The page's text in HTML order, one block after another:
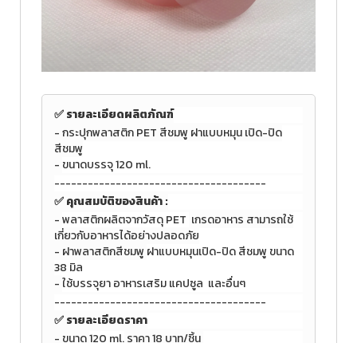
✅ รายละเอียดผลิตภัณฑ์
- กระปุกพลาสติก PET สีชมพู ฝาแบบหมุน เปิด-ปิด
สีชมพู
- ขนาดบรรจุ 120 ml.
--------------------------------------
✅คุณสมบัติของสินค้า :
-พลาสติกผลิตจากวัสดุ PET เกรดอาหาร สามารถใช้
เกี่ยวกับอาหารได้อย่างปลอดภัย
- ฝาพลาสติกสีชมพู ฝาแบบหมุนเปิด-ปิด สีชมพู ขนาด
38 มิล
-ใช้บรรจุยา อาหารเสริม แคปซูล และอื่นๆ
--------------------------------------
✅ รายละเอียดราคา
- ขนาด120 ml.ราคา 18 บาท/ชิ้น